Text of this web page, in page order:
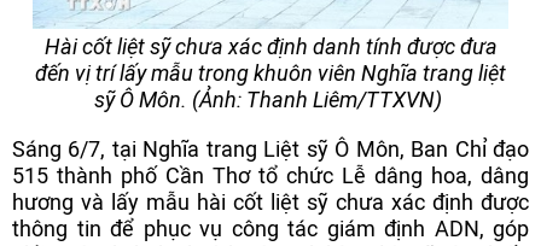
Hài cốt liệt sỹ chưa xác định danh tính được đưa
đến vị trí lấy mẫu trong khuôn viên Nghĩa trang liệt
sỹ Ô Môn. (Ảnh: Thanh Liêm/TTXVN)
Sáng 6/7, tại Nghĩa trang Liệt sỹ Ô Môn, Ban Chỉ đạo
515 thành phố Cần Thơ tổ chức Lễ dâng hoa, dâng
hương và lấy mẫu hài cốt liệt sỹ chưa xác định được
thông tin để phục vụ công tác giám định ADN, góp